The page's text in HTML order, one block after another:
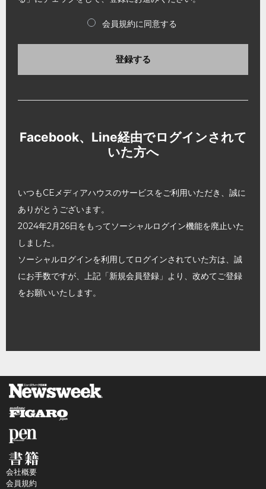
会員規約に同意する
登録する
Facebook、Line経由でログインされて
いた方へ
いつもCEメディアハウスのサービスをご利用いただき、誠に
ありがとうございます。
2024年2月26日をもってソーシャルログイン機能を廃止いた
しました。
ソーシャルログインを利用してログインされていた方は、誠
にお手数ですが、上記「新規会員登録」より、改めてご登録
をお願いいたします。
会社概要
会員規約